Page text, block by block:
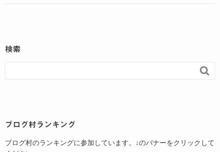
検索

ブログ村ランキング
ブログ村のランキングに参加しています。↓のバナーをクリックして